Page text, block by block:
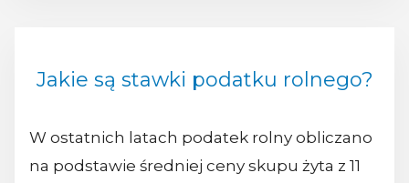
Jakie są stawki podatku rolnego?
W ostatnich latach podatek rolny obliczano
na podstawie średniej ceny skupu żyta z 11